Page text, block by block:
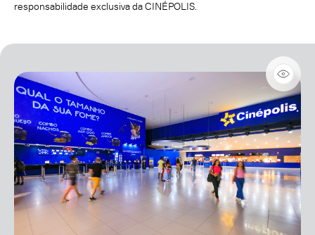
responsabilidade exclusiva da CINÉPOLIS.